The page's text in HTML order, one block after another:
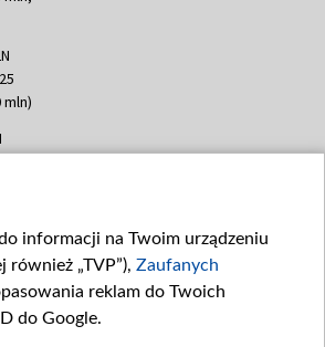
2025
350
informacji na Twoim urządzeniu
„TVP”), Zaufanych
reklam do Twoich
do Google.